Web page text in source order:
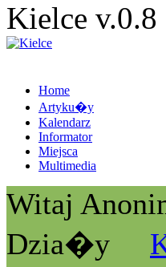
Kielce v.0.8
Home
Artyku�y
Kalendarz
Informator
Miejsca
Multimedia
Witaj
Dzia�y